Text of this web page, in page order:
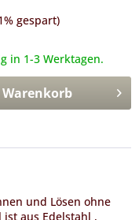
gespart)
in 1-3 Werktagen.
Warenkorb
und Lösen ohne
aus Edelstahl ,